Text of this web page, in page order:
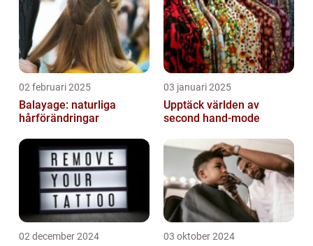
02 februari 2025
Balayage: naturliga
hårförändringar
03 januari 2025
Upptäck världen av
second hand-mode
02 december 2024 03 oktober 2024